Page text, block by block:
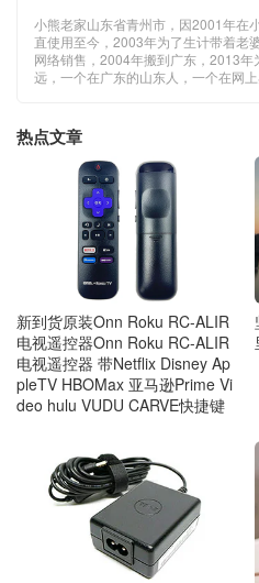
小熊老家山东省青州市，因2001年在
直使用至今，2003年为了生计带着老
网络销售，2004年搬到广东，2013
远，一个在广东的山东人，一个在网
热点文章
新到货原装Onn Roku RC-ALIR
电视遥控器Onn Roku RC-ALIR
电视遥控器 带Netflix Disney Ap
pleTV HBOMax 亚马逊Prime Vi
deo hulu VUDU CARVE快捷键